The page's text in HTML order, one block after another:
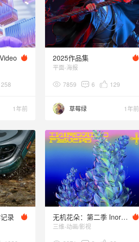
258
1年前
2025作品集
平面-海报
7859 6 129
草莓绿 1年前
录 无机花朵：第二季 Inorganic Flowers:S2
三维-动画/影视